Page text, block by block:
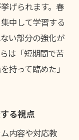
げられます。春
中して学習する
い部分の強化が
は「短期間で苦
持って臨めた」
る視点
内容や対応教